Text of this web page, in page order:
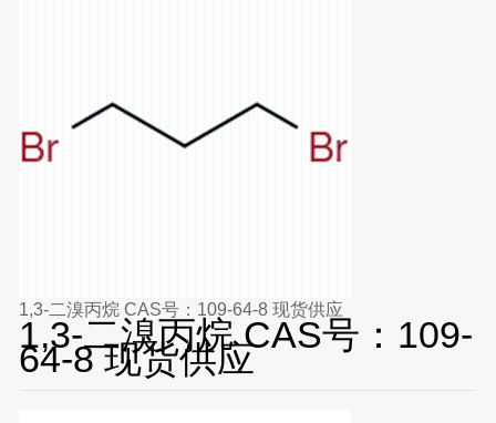
1,3-二溴丙烷 CAS号：109-64-8 现货供应
1,3-二溴丙烷 CAS号：109-
64-8 现货供应